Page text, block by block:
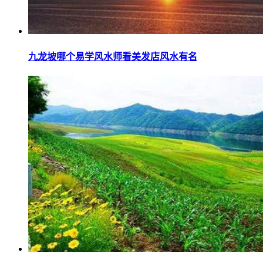
九龙坡哪个易学风水师看美发店风水有名